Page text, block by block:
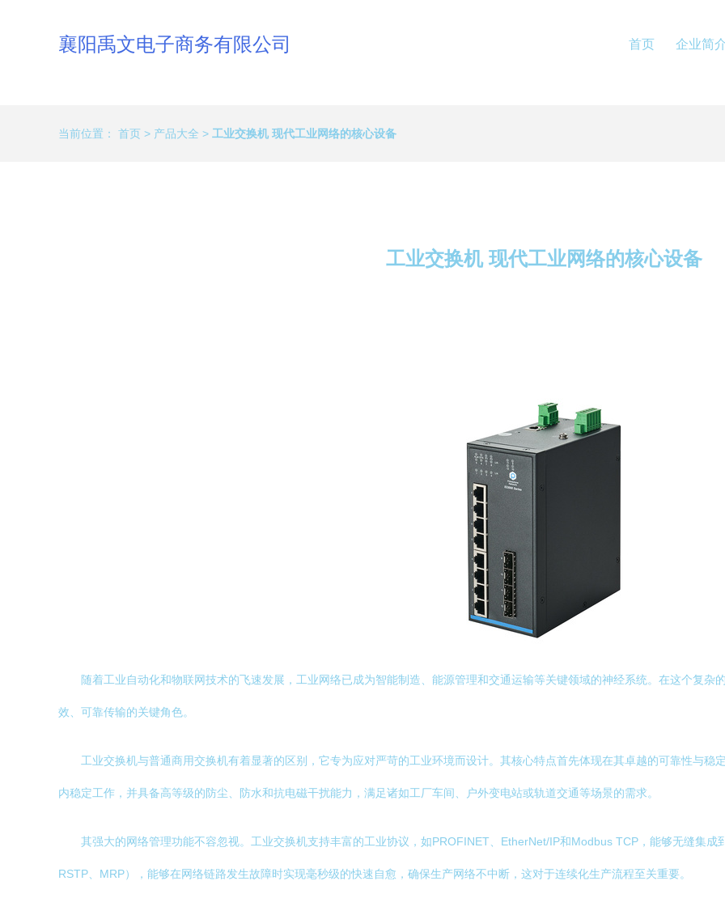
襄阳禹文电子商务有限公司 首页 企业简
当前位置： 首页 > 产品大全 > 工业交换机 现代工业网络的核心设备
工业交换机 现代工业网络的核心设备
随着工业自动化和物联网技术的飞速发展，工业网络已成为智能制造、能源管理和交通运输等关键领域的神经系统。在这个复杂
效、可靠传输的关键角色。
工业交换机与普通商用交换机有着显著的区别，它专为应对严苛的工业环境而设计。其核心特点首先体现在其卓越的可靠性与稳
内稳定工作，并具备高等级的防尘、防水和抗电磁干扰能力，满足诸如工厂车间、户外变电站或轨道交通等场景的需求。
其强大的网络管理功能不容忽视。工业交换机支持丰富的工业协议，如PROFINET、EtherNet/IP和Modbus TCP，能够无缝集
RSTP、MRP），能够在网络链路发生故障时实现毫秒级的快速自愈，确保生产网络不中断，这对于连续化生产流程至关重要。